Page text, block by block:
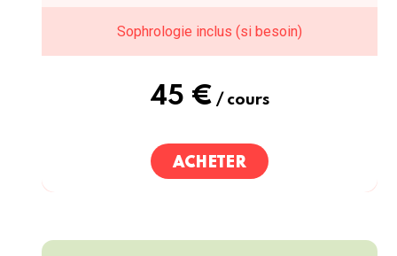
Sophrologie inclus (si besoin)
45 € / cours
ACHETER